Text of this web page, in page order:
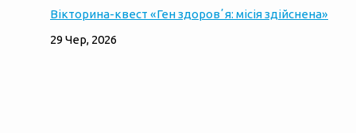
Вікторина-квест «Ген здоровʼя: місія здійснена»
29 Чер, 2026